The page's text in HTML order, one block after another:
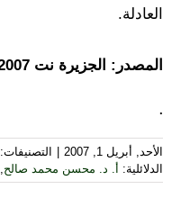
العادلة.
المصدر: الجزيرة نت 29/3/2007
.
الأحد, أبريل 1, 2007 التصنيفات:
الدلائلية: أ. د. محسن محمد صالح